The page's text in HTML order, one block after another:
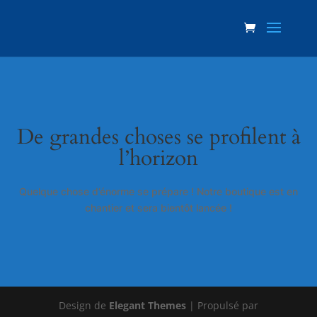
De grandes choses se profilent à
l’horizon
Quelque chose d’énorme se prépare ! Notre boutique est en
chantier et sera bientôt lancée !
Design de Elegant Themes| Propulsé par